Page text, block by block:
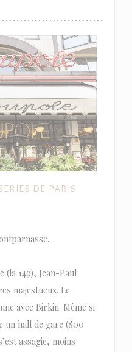
DE PARIS
(la 149), Jean-Paul
majestueux. Le
avec Birkin. Même si
un hall de gare (800
assagie, moins